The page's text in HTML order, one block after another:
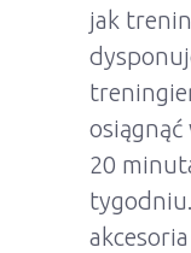
jak
20